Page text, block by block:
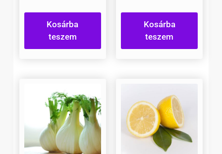
Kosárba
teszem
Kosárba
teszem